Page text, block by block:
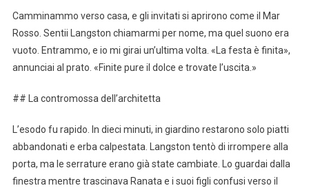
Camminammo verso casa, e gli invitati si aprirono come il Mar
Rosso. Sentii Langston chiamarmi per nome, ma quel suono era
vuoto. Entrammo, e io mi girai un’ultima volta. «La festa è finita»,
annunciai al prato. «Finite pure il dolce e trovate l’uscita.»
## La contromossa dell’architetta
L’esodo fu rapido. In dieci minuti, in giardino restarono solo piatti
abbandonati e erba calpestata. Langston tentò di irrompere alla
porta, ma le serrature erano già state cambiate. Lo guardai dalla
finestra mentre trascinava Ranata e i suoi figli confusi verso il